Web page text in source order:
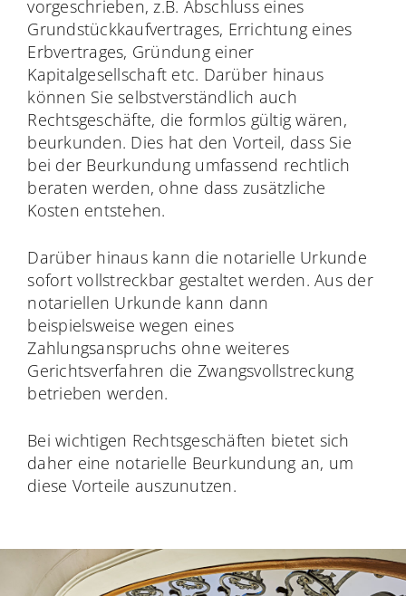
vorgeschrieben, z.B. Abschluss eines
Grundstückkaufvertrages, Errichtung eines
Erbvertrages, Gründung einer
Kapitalgesellschaft etc. Darüber hinaus
können Sie selbstverständlich auch
Rechtsgeschäfte, die formlos gültig wären,
beurkunden. Dies hat den Vorteil, dass Sie
bei der Beurkundung umfassend rechtlich
beraten werden, ohne dass zusätzliche
Kosten entstehen.
Darüber hinaus kann die notarielle Urkunde
sofort vollstreckbar gestaltet werden. Aus der
notariellen Urkunde kann dann
beispielsweise wegen eines
Zahlungsanspruchs ohne weiteres
Gerichtsverfahren die Zwangsvollstreckung
betrieben werden.
Bei wichtigen Rechtsgeschäften bietet sich
daher eine notarielle Beurkundung an, um
diese Vorteile auszunutzen.